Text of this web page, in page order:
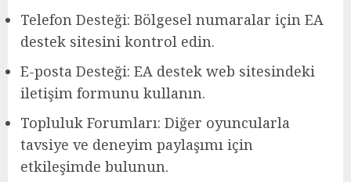
Telefon Desteği: Bölgesel numaralar için EA
destek sitesini kontrol edin.
E-posta Desteği: EA destek web sitesindeki
iletişim formunu kullanın.
Topluluk Forumları: Diğer oyuncularla
tavsiye ve deneyim paylaşımı için
etkileşimde bulunun.